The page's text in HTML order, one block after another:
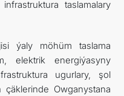
taslamalary
ýaly möhüm taslama
elektrik energiýasyny
ugurlary, şol
Owganystana